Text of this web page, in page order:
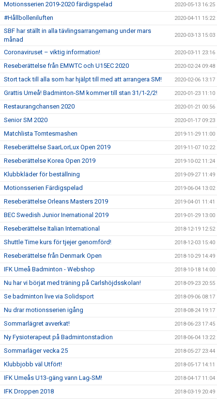
Motionsserien 2019-2020 färdigspelad 2020-05-13 16:25
#Hållbolleniluften 2020-04-11 15:22
SBF har ställt in alla tävlingsarrangemang under mars
månad
2020-03-13 15:03
Coronaviruset – viktig information! 2020-03-11 23:16
Reseberättelse från EMWTC och U15EC 2020 2020-02-24 09:48
Stort tack till alla som har hjälpt till med att arrangera SM! 2020-02-06 13:17
Grattis Umeå! Badminton-SM kommer till stan 31/1-2/2! 2020-01-23 11:10
Restaurangchansen 2020 2020-01-21 00:56
Senior SM 2020 2020-01-17 09:23
Matchlista Tomtesmashen 2019-11-29 11:00
Reseberättelse SaarLorLux Open 2019 2019-11-07 10:22
Reseberättelse Korea Open 2019 2019-10-02 11:24
Klubbkläder för beställning 2019-09-27 11:49
Motionsserien Färdigspelad 2019-06-04 13:02
Reseberättelse Orleans Masters 2019 2019-04-01 11:41
BEC Swedish Junior Inernational 2019 2019-01-29 13:00
Reseberättelse Italian International 2018-12-19 12:52
Shuttle Time kurs för tjejer genomförd! 2018-12-03 15:40
Reseberättelse från Denmark Open 2018-10-29 14:49
IFK Umeå Badminton - Webshop 2018-10-18 14:00
Nu har vi börjat med träning på Carlshöjdsskolan! 2018-09-23 20:55
Se badminton live via Solidsport 2018-09-06 08:17
Nu drar motionsserien igång 2018-08-24 19:17
Sommarlägret avverkat! 2018-06-23 17:45
Ny Fysioterapeut på Badmintonstadion 2018-06-04 13:22
Sommarläger vecka 25 2018-05-27 23:44
Klubbjobb väl Utfört! 2018-05-17 14:11
IFK Umeås U13-gäng vann Lag-SM! 2018-04-17 11:04
IFK Droppen 2018 2018-03-19 20:49